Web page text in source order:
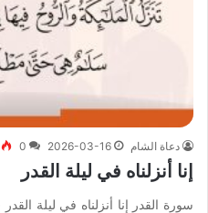
دعاة الشام 2026-03-16
0
إنا أنزلناه في ليلة القدر
سورة القدر إنا أنزلناه في ليلة